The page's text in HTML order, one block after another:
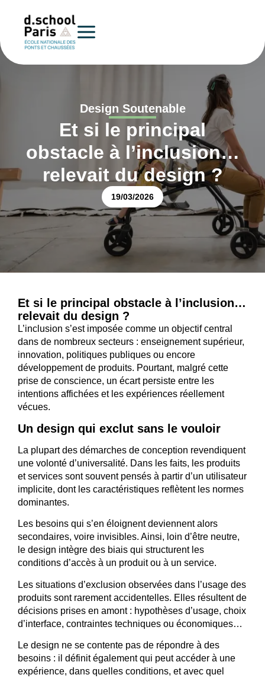
Design Soutenable
Et si le principal
obstacle à l’inclusion…
relevait du design ?
19/03/2026
Et si le principal obstacle à l’inclusion…
relevait du design ?
L’inclusion s’est imposée comme un objectif central
dans de nombreux secteurs : enseignement supérieur,
innovation, politiques publiques ou encore
développement de produits. Pourtant, malgré cette
prise de conscience, un écart persiste entre les
intentions affichées et les expériences réellement
vécues.
Un design qui exclut sans le vouloir
La plupart des démarches de conception revendiquent
une volonté d’universalité. Dans les faits, les produits
et services sont souvent pensés à partir d’un utilisateur
implicite, dont les caractéristiques reflètent les normes
dominantes.
Les besoins qui s’en éloignent deviennent alors
secondaires, voire invisibles. Ainsi, loin d’être neutre,
le design intègre des biais qui structurent les
conditions d’accès à un produit ou à un service.
Les situations d’exclusion observées dans l’usage des
produits sont rarement accidentelles. Elles résultent de
décisions prises en amont : hypothèses d’usage, choix
d’interface, contraintes techniques ou économiques…
Le design ne se contente pas de répondre à des
besoins : il définit également qui peut accéder à une
expérience, dans quelles conditions, et avec quel